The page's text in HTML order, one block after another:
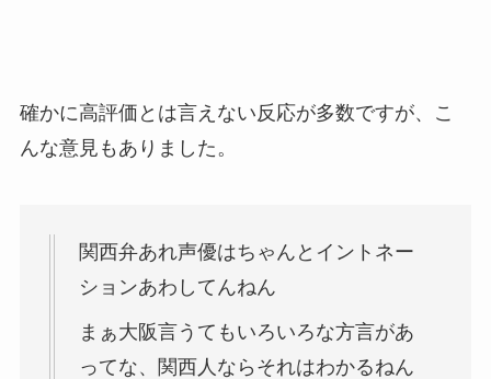
確かに高評価とは言えない反応が多数ですが、こ
んな意見もありました。
関西弁あれ声優はちゃんとイントネー
ションあわしてんねん
まぁ大阪言うてもいろいろな方言があ
ってな、関西人ならそれはわかるねん